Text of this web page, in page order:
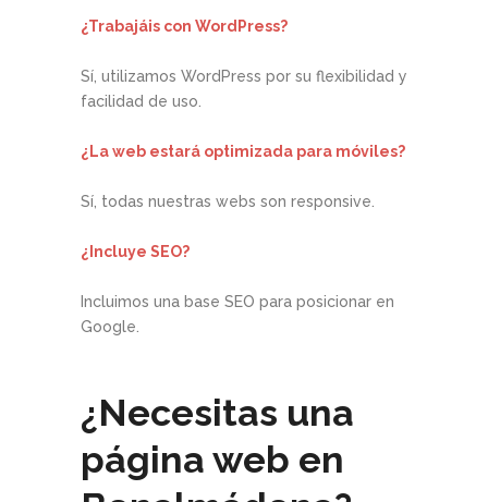
¿Trabajáis con WordPress?
Sí, utilizamos WordPress por su flexibilidad y
facilidad de uso.
¿La web estará optimizada para móviles?
Sí, todas nuestras webs son responsive.
¿Incluye SEO?
Incluimos una base SEO para posicionar en
Google.
¿Necesitas una
página web en